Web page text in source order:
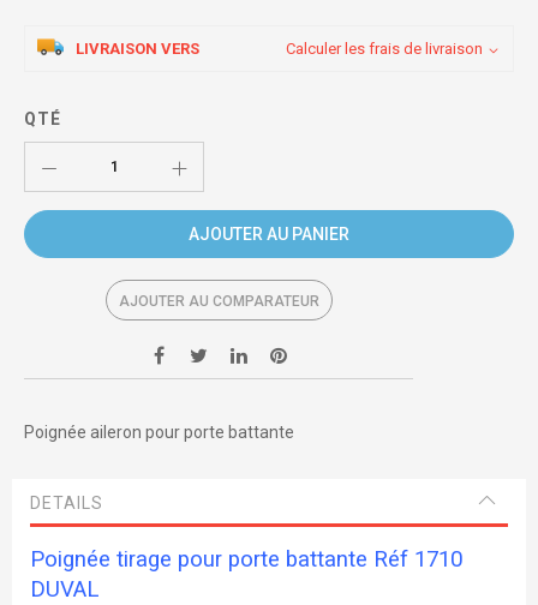
LIVRAISON VERS Calculer les frais de livraison
QTÉ
AJOUTER AU PANIER
AJOUTER AU COMPARATEUR
Poignée aileron pour porte battante
DETAILS
Poignée tirage pour porte battante Réf 1710
DUVAL